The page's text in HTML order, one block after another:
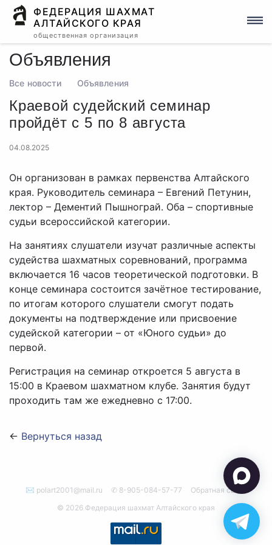
ФЕДЕРАЦИЯ ШАХМАТ
АЛТАЙСКОГО КРАЯ
общественная организация
Объявления
Все новости Объявления
Краевой судейский семинар
пройдёт с 5 по 8 августа
04.08.2025
Он организован в рамках первенства Алтайского
края. Руководитель семинара – Евгений Петунин,
лектор – Дементий Пышнограй. Оба – спортивные
судьи всероссийской категории.
На занятиях слушатели изучат различные аспекты
судейства шахматных соревнований, программа
включается 16 часов теоретической подготовки. В
конце семинара состоится зачётное тестирование,
по итогам которого слушатели смогут подать
документы на подтверждение или присвоение
судейской категории – от «Юного судьи» до
первой.
Регистрация на семинар откроется 5 августа в
15:00 в Краевом шахматном клубе. Занятия будут
проходить там же ежедневно с 17:00.
← Вернуться назад
✉ polart2001@mail.ru ✆ 8-905-084-57-77
Обратная связь
© 2026 Федерация шахмат Алтайского края